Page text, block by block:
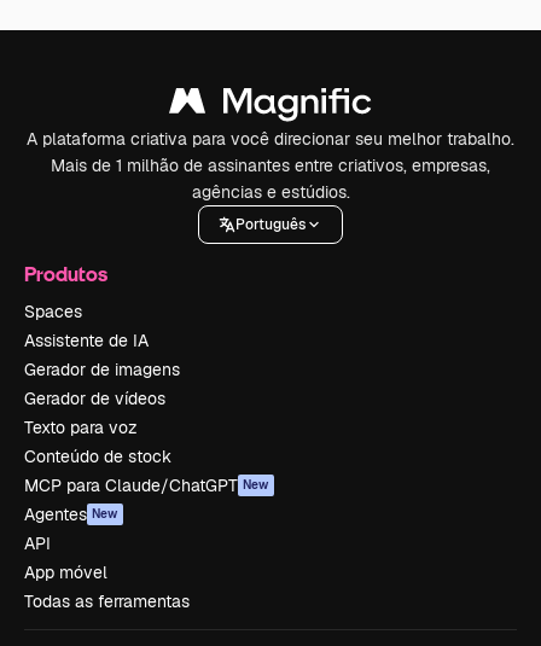
A plataforma criativa para você direcionar seu melhor trabalho.
Mais de 1 milhão de assinantes entre criativos, empresas,
agências e estúdios.
Português
Produtos
Spaces
Assistente de IA
Gerador de imagens
Gerador de vídeos
Texto para voz
Conteúdo de stock
MCP para Claude/ChatGPT New
Agentes New
API
App móvel
Todas as ferramentas